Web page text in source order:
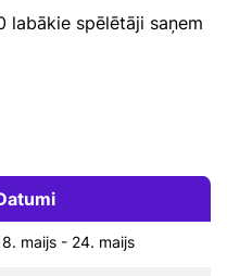
labākie spēlētāji saņem
maijs - 24. maijs